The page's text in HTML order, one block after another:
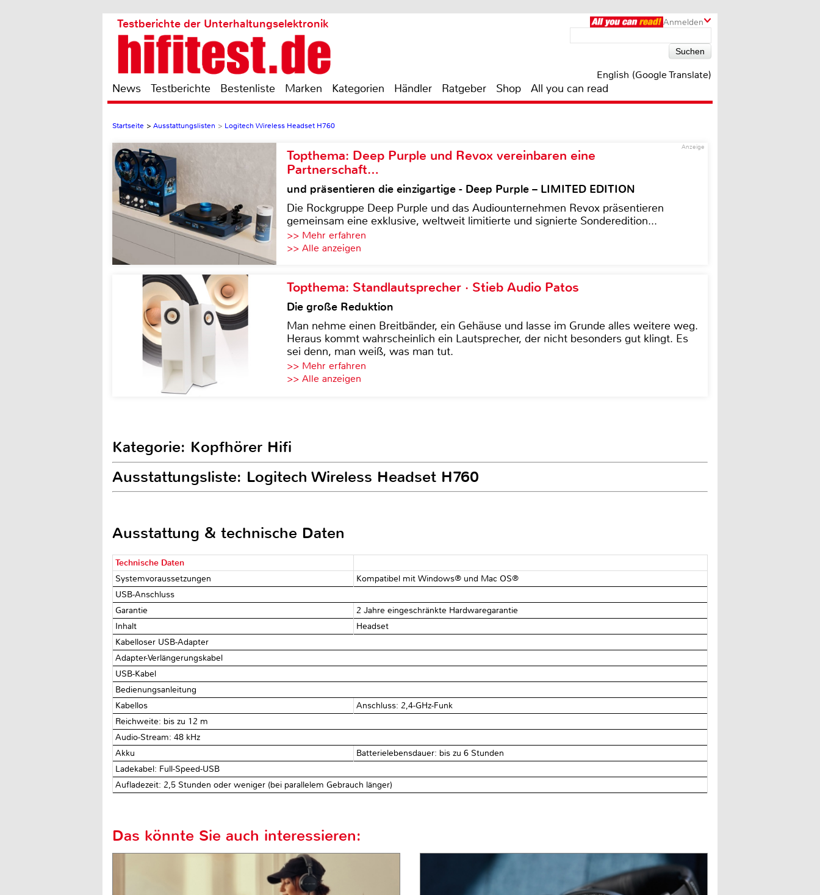
Anmelden
Testberichte der Unterhaltungselektronik
English (Google Translate)
News Testberichte Bestenliste Marken Kategorien Händler Ratgeber Shop All you can read
Startseite > Ausstattungslisten > Logitech Wireless Headset H760
Anzeige
Topthema: Deep Purple und Revox vereinbaren eine
Partnerschaft…
und präsentieren die einzigartige - Deep Purple – LIMITED EDITION
Die Rockgruppe Deep Purple und das Audiounternehmen Revox präsentieren
gemeinsam eine exklusive, weltweit limitierte und signierte Sonderedition...
>> Mehr erfahren
>> Alle anzeigen
Topthema: Standlautsprecher · Stieb Audio Patos
Die große Reduktion
Man nehme einen Breitbänder, ein Gehäuse und lasse im Grunde alles weitere weg.
Heraus kommt wahrscheinlich ein Lautsprecher, der nicht besonders gut klingt. Es
sei denn, man weiß, was man tut.
>> Mehr erfahren
>> Alle anzeigen
Kategorie: Kopfhörer Hifi
Ausstattungsliste: Logitech Wireless Headset H760
Ausstattung & technische Daten
Technische Daten
Systemvoraussetzungen
Kompatibel mit Windows® und Mac OS®
USB-Anschluss
Garantie
2 Jahre eingeschränkte Hardwaregarantie
Inhalt
Headset
Kabelloser USB-Adapter
Adapter-Verlängerungskabel
USB-Kabel
Bedienungsanleitung
Kabellos
Anschluss: 2,4-GHz-Funk
Reichweite: bis zu 12 m
Audio-Stream: 48 kHz
Akku
Batterielebensdauer: bis zu 6 Stunden
Ladekabel: Full-Speed-USB
Aufladezeit: 2,5 Stunden oder weniger (bei parallelem Gebrauch länger)
Das könnte Sie auch interessieren: